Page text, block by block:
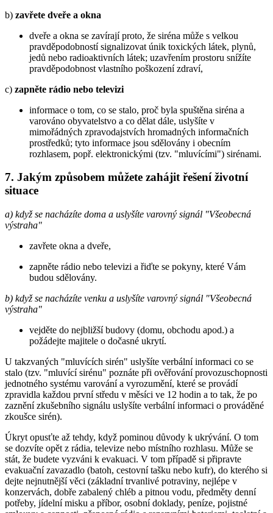
b) zavřete dveře a okna
dveře a okna se zavírají proto, že siréna může s velkou
pravděpodobností signalizovat únik toxických látek, plynů,
jedů nebo radioaktivních látek; uzavřením prostoru snížíte
pravděpodobnost vlastního poškození zdraví,
c) zapněte rádio nebo televizi
informace o tom, co se stalo, proč byla spuštěna siréna a
varováno obyvatelstvo a co dělat dále, uslyšíte v
mimořádných zpravodajstvích hromadných informačních
prostředků; tyto informace jsou sdělovány i obecním
rozhlasem, popř. elektronickými (tzv. "mluvícími") sirénami.
7. Jakým způsobem můžete zahájit řešení životní
situace
a) když se nacházíte doma a uslyšíte varovný signál "Všeobecná
výstraha"
zavřete okna a dveře,
zapněte rádio nebo televizi a řiďte se pokyny, které Vám
budou sdělovány.
b) když se nacházíte venku a uslyšíte varovný signál "Všeobecná
výstraha"
vejděte do nejbližší budovy (domu, obchodu apod.) a
požádejte majitele o dočasné ukrytí.
U takzvaných "mluvících sirén" uslyšíte verbální informaci co se
stalo (tzv. "mluvící sirénu" poznáte při ověřování provozuschopnosti
jednotného systému varování a vyrozumění, které se provádí
zpravidla každou první středu v měsíci ve 12 hodin a to tak, že po
zaznění zkušebního signálu uslyšíte verbální informaci o prováděné
zkoušce sirén).
Úkryt opusťte až tehdy, když pominou důvody k ukrývání. O tom
se dozvíte opět z rádia, televize nebo místního rozhlasu. Může se
stát, že budete vyzváni k evakuaci. V tom případě si připravte
evakuační zavazadlo (batoh, cestovní tašku nebo kufr), do kterého si
dejte nejnutnější věci (základní trvanlivé potraviny, nejlépe v
konzervách, dobře zabalený chléb a pitnou vodu, předměty denní
potřeby, jídelní misku a příbor, osobní doklady, peníze, pojistné